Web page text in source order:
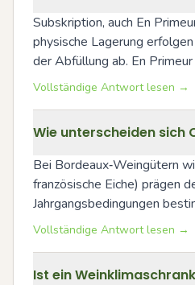
Subskription, auch En
physische Lagerung
der Abfüllung ab. En
Vollständige Antwort lesen →
Wie unterscheiden sich
Bei Bordeaux‑Weingütern
französische Eiche) prägen
Jahrgangsbedingungen
Vollständige Antwort lesen →
Ist ein